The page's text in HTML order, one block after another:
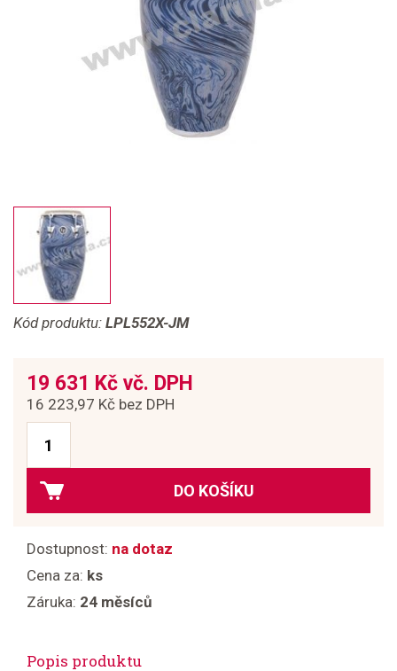
Kód produktu: LPL552X-JM
19 631 Kč vč. DPH
16 223,97 Kč bez DPH
DO KOŠÍKU
Dostupnost: na dotaz
Cena za: ks
Záruka: 24 měsíců
Popis produktu